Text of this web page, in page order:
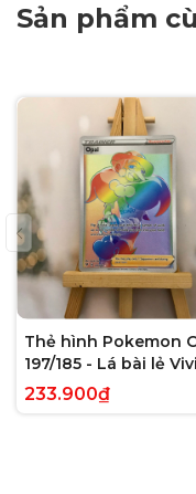
Sản phẩm
Thẻ hình Pokemon
197/185 - Lá bài lẻ
Voltage Hyper Rare
Anh chính hãng
233.900₫